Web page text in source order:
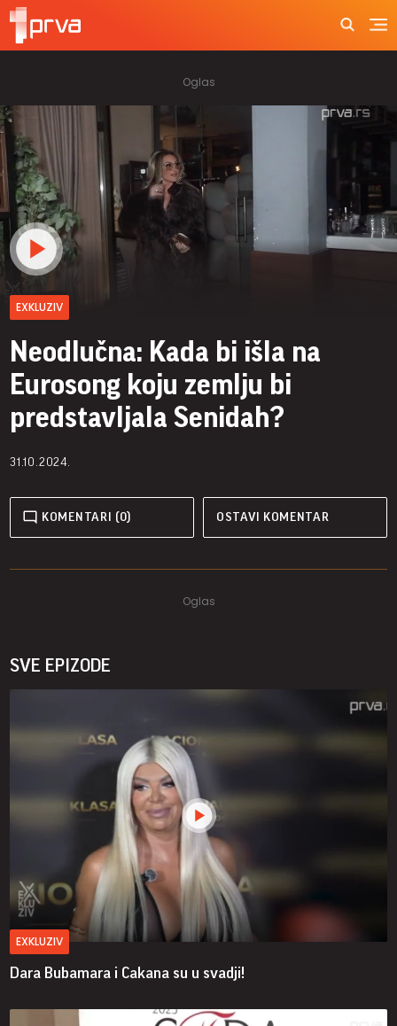
EXKLUZIV
Neodlučna: Kada bi išla na
Eurosong koju zemlju bi
predstavljala Senidah?
31.10.2024.
KOMENTARI (0) OSTAVI KOMENTAR
SVE EPIZODE
EXKLUZIV
Dara Bubamara i Cakana su u svadji!